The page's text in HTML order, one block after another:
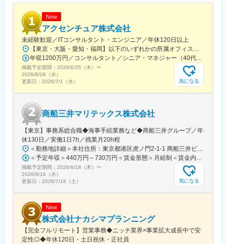
変更の範囲：会社の定める業務
■当社の特徴：
「人の可能性を引き出し 才能を最適に配置することで 新産業
を創出する」をミッションとして掲げ、世の中の新しい産業やイ
ノベーションを支えるサービスを生み出す企業です。
上位校学生を対象とした紹介事業の領域において、十年以上にわ
たる歴史があり、この領域において常に先進的な立ち位置であ
り、確立された独自のブランドを有しています。
95%以上という高いリピート率が示すように、営業活動を同じ世
界観を共有できるお客様のみに限定することで、深い信頼関係を
築き、長期間に渡るコミュニケーションに取り組むことで、高い
貢献度合いを実現しています。
変更の範囲：会社の定める業務
New
アクセンチュア株式会社
未経験歓迎／ITコンサルタント・エンジニア／年休120日以上
掲載予定期間： 2026/6/25（木） 〜
2026/8/26（水）
更新日： 2026/7/1（水） 気になる
商船三井マリテックス株式会社
【東京】事務系総合職◆海事手続業務など◆商船三井グループ／年
休130日／実働1日7h／残業月20h程
掲載予定期間： 2026/6/18（木） 〜
2026/9/16（水）
更新日： 2026/7/18（土） 気になる
New
株式会社ナカシマプランニング
【完全フルリモート】営業事務◆ニッチ業界×事業拡大成長中で安
定性◎◆年休120日・土日祝休・正社員